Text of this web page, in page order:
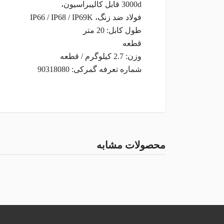
3000d قابل کالیبراسیون،
فولاد ضد زنگ، IP66 / IP68 / IP69K
طول کابل: 20 متر
قطعه
وزن: 2.7 کیلوگرم / قطعه
شماره تعرفه گمرکی: 90318080
مشخصات ظاهری
نظر شما در باره این محصول
محصولات مشابه